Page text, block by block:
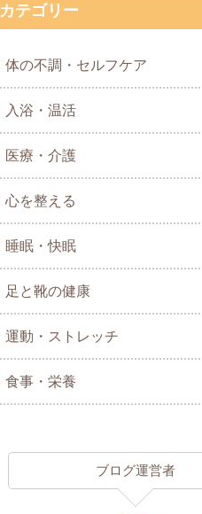
カテゴリー
体の不調・セルフケア
入浴・温活
医療・介護
心を整える
睡眠・快眠
足と靴の健康
運動・ストレッチ
食事・栄養
ブログ運営者